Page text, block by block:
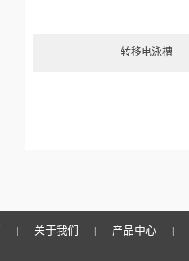
转移电泳槽
关于我们 产品中心